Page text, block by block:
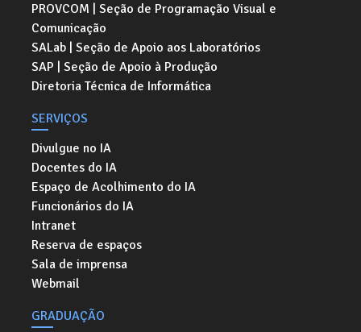
PROVCOM | Seção de Programação Visual e
Comunicação
SALab | Seção de Apoio aos Laboratórios
SAP | Seção de Apoio à Produção
Diretoria Técnica de Informática
SERVIÇOS
Divulgue no IA
Docentes do IA
Espaço de Acolhimento do IA
Funcionários do IA
Intranet
Reserva de espaços
Sala de imprensa
Webmail
GRADUAÇÃO